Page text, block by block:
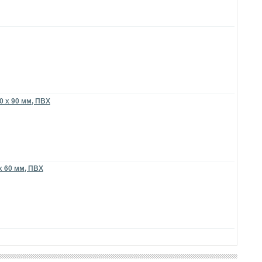
х 90 мм, ПВХ
60 мм, ПВХ